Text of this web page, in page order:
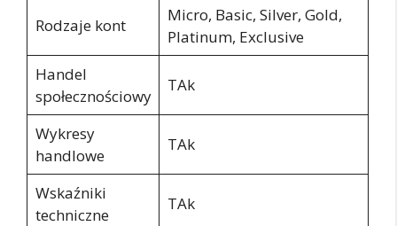
Rodzaje kont
Micro, Basic, Silver, Gold,
Platinum, Exclusive
Handel
społecznościowy
TAk
Wykresy
handlowe
TAk
Wskaźniki
techniczne
TAk